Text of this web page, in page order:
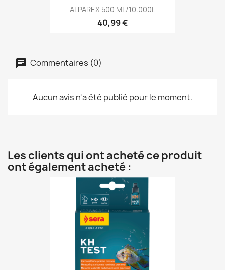
ALPAREX 500 ML/10.000L
40,99 €
Commentaires (0)
Aucun avis n'a été publié pour le moment.
Les clients qui ont acheté ce produit
ont également acheté :